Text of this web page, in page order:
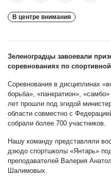
В центре внимания
Зеленоградцы завоевали
соревнованиях по
Соревнования в дисциплинах
борьба», «панкратион»,
лет прошли под эгидой
области совместно с
собрали более 700 участников.
Нашу команду представляли
дзюдо спортшколы «Янтарь»
преподавателей Валерия
Шалимовых.